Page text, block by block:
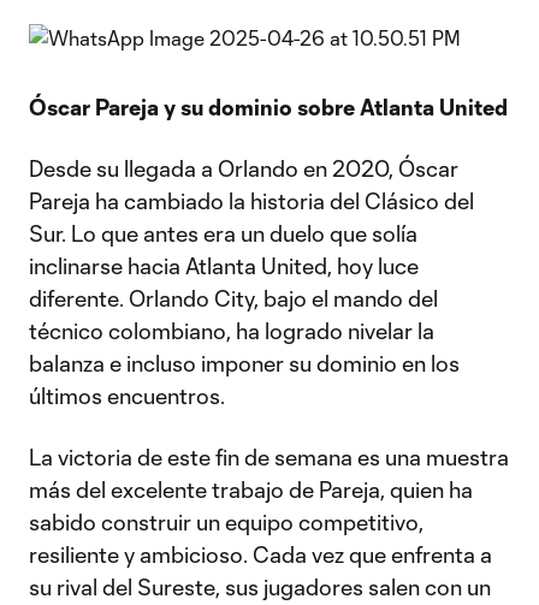
Óscar Pareja y su dominio sobre Atlanta United
Desde su llegada a Orlando en 2020, Óscar
Pareja ha cambiado la historia del Clásico del
Sur. Lo que antes era un duelo que solía
inclinarse hacia Atlanta United, hoy luce
diferente. Orlando City, bajo el mando del
técnico colombiano, ha logrado nivelar la
balanza e incluso imponer su dominio en los
últimos encuentros.
La victoria de este fin de semana es una muestra
más del excelente trabajo de Pareja, quien ha
sabido construir un equipo competitivo,
resiliente y ambicioso. Cada vez que enfrenta a
su rival del Sureste, sus jugadores salen con un